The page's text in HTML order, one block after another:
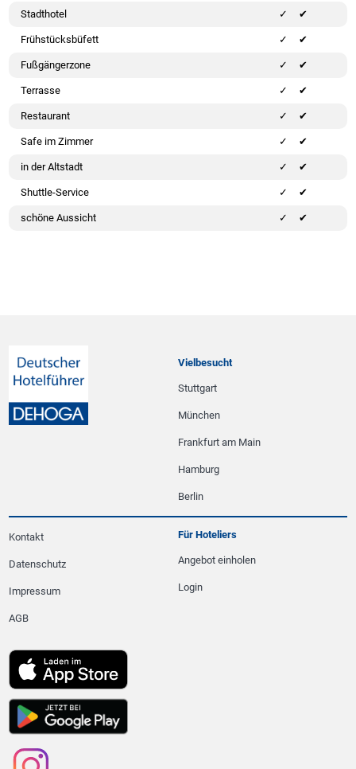
Stadthotel ✔
Frühstücksbüfett ✔
Fußgängerzone ✔
Terrasse ✔
Restaurant ✔
Safe im Zimmer ✔
in der Altstadt ✔
Shuttle-Service ✔
schöne Aussicht ✔
Vielbesucht
Stuttgart
München
Frankfurt am Main
Hamburg
Berlin
Kontakt
Datenschutz
Impressum
AGB
Für Hoteliers
Angebot einholen
Login